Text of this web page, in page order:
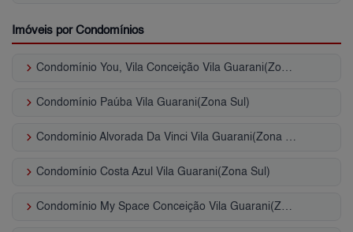
Imóveis por Condomínios
keyboard_arrow_right Condomínio You, Vila Conceição Vila Guarani(Zona Sul)
keyboard_arrow_right Condomínio Paúba Vila Guarani(Zona Sul)
keyboard_arrow_right Condomínio Alvorada Da Vinci Vila Guarani(Zona Sul)
keyboard_arrow_right Condomínio Costa Azul Vila Guarani(Zona Sul)
keyboard_arrow_right Condomínio My Space Conceição Vila Guarani(Zona Sul)